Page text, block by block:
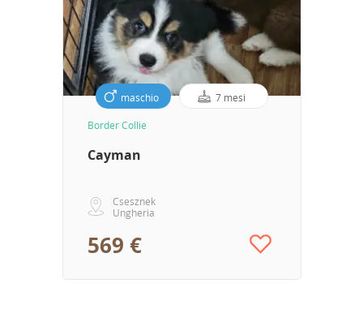
maschio 7 mesi
Border Collie
Cayman
Csesznek
Ungheria
569 €